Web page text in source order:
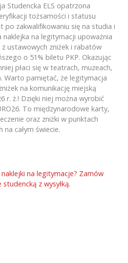
Studencka ELS opatrzona
tożsamości i statusu
po zakwalifikowaniu się na studia i
naklejka na legitymacji upoważnia
ustawowych zniżek i rabatów
o 51% biletu PKP. Okazując
płaci się w teatrach, muzeach,
Warto pamiętać, że legitymacja
na komunikację miejską
r. ż.! Dzięki niej można wyrobić
To międzynarodowe karty,
oraz zniżki w punktach
na całym świecie.
na legitymacje? Zamów
z wysyłką.